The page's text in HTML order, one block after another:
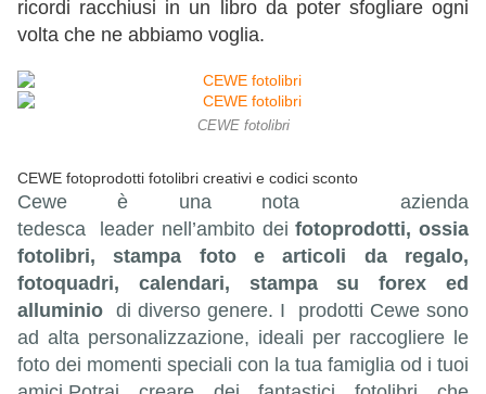
ricordi racchiusi in un libro da poter sfogliare ogni
volta che ne abbiamo voglia.
CEWE fotolibri
CEWE fotoprodotti fotolibri creativi e codici sconto
Cewe è una nota azienda
tedesca leader nell’ambito deifotoprodotti, ossia
fotolibri, stampa foto e articoli da regalo,
fotoquadri, calendari, stampa su forex ed
alluminio di diverso genere. I prodotti Cewe sono
ad alta personalizzazione, ideali per raccogliere le
foto dei momenti speciali con la tua famiglia od i tuoi